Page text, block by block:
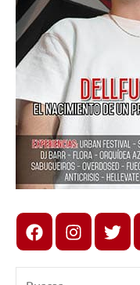
FacebookInstagram
X